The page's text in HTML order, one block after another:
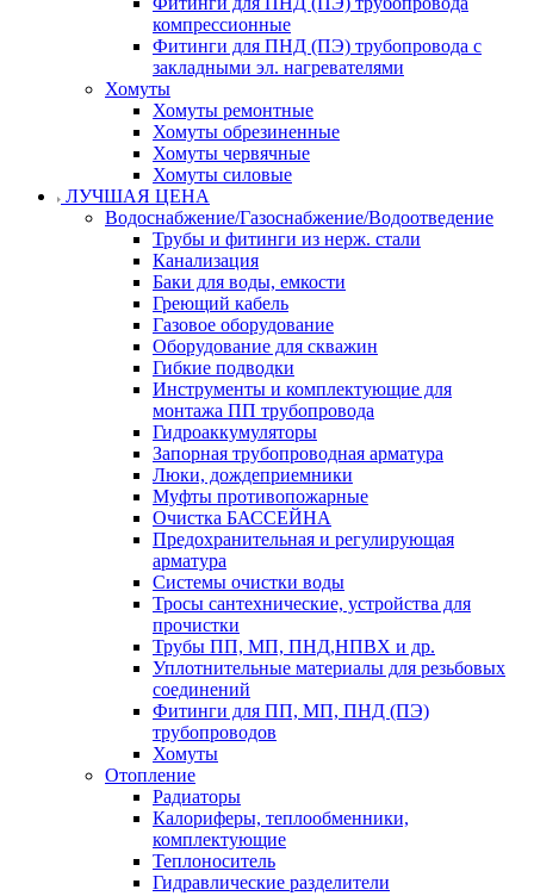
компрессионные
Фитинги для ПНД (ПЭ) трубопровода с
закладными эл. нагревателями
Хомуты
Хомуты ремонтные
Хомуты обрезиненные
Хомуты червячные
Хомуты силовые
ЛУЧШАЯ ЦЕНА
Водоснабжение/Газоснабжение/Водоотведение
Трубы и фитинги из нерж. стали
Канализация
Баки для воды, емкости
Греющий кабель
Газовое оборудование
Оборудование для скважин
Гибкие подводки
Инструменты и комплектующие для
монтажа ПП трубопровода
Гидроаккумуляторы
Запорная трубопроводная арматура
Люки, дождеприемники
Муфты противопожарные
Очистка БАССЕЙНА
Предохранительная и регулирующая
арматура
Системы очистки воды
Тросы сантехнические, устройства для
прочистки
Трубы ПП, МП, ПНД,НПВХ и др.
Уплотнительные материалы для резьбовых
соединений
Фитинги для ПП, МП, ПНД (ПЭ)
трубопроводов
Хомуты
Отопление
Радиаторы
Калориферы, теплообменники,
комплектующие
Теплоноситель
Гидравлические разделители